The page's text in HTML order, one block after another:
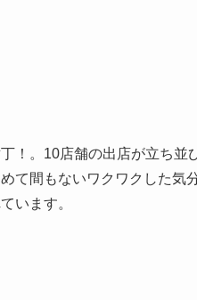
！。10店舗の出店が立ち並
て間もないワクワクした気
います。